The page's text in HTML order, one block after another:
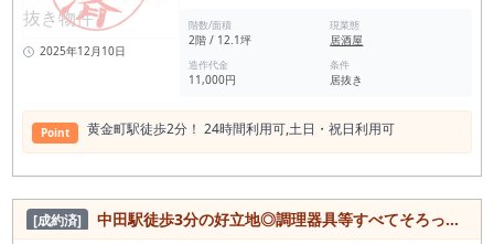
2025年12月10日
階数/面積
2階 / 12.1坪
現業態
居酒屋
造作代金
11,000円
条件
居抜き
Point 黄金町駅徒歩2分！ 24時間利⽤可,⼟⽇・祝⽇利⽤可
[成約済] 中田駅徒歩3分の好⽴地◎調理器具等すべてそろってます！即営業可能唐揚げ店居抜き物件